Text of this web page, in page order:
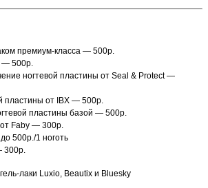
премиум-класса — 500р.
— 500р.
ногтевой пластины от Seal & Protect —
пластины от IBX — 500р.
пластины базой — 500р.
от Faby — 300р.
500р./1 ноготь
300р.
лаки Luxio, Beautix и Bluesky